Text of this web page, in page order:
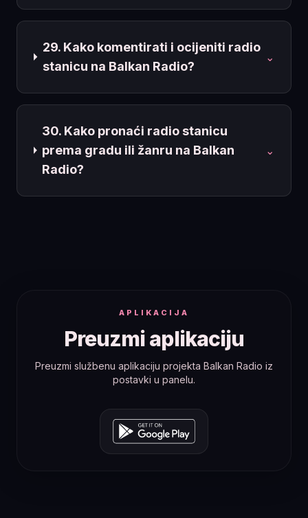
29. Kako komentirati i ocijeniti radio
stanicu na Balkan Radio?
⌄
30. Kako pronaći radio stanicu
prema gradu ili žanru na Balkan
Radio?
⌄
APLIKACIJA
Preuzmi aplikaciju
Preuzmi službenu aplikaciju projekta Balkan Radio iz
postavki u panelu.